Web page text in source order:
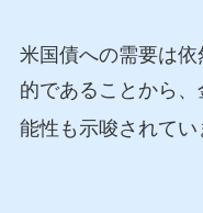
米国債への需要は
的であることから
能性も示唆されてい